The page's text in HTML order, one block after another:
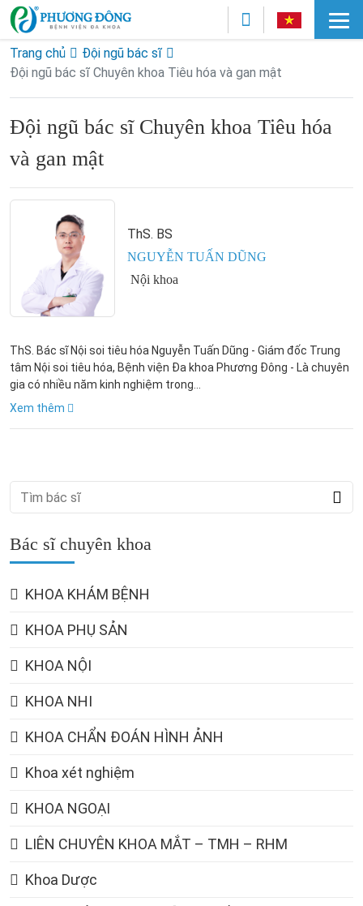
Trang chủ
Đội ngũ bác sĩ
Đội ngũ bác sĩ Chuyên khoa Tiêu hóa và gan mật
Đội ngũ bác sĩ Chuyên khoa Tiêu hóa
và gan mật
ThS. BS
NGUYỄN TUẤN DŨNG
Nội khoa
ThS. Bác sĩ Nội soi tiêu hóa Nguyễn Tuấn Dũng - Giám đốc Trung
tâm Nội soi tiêu hóa, Bệnh viện Đa khoa Phương Đông - Là chuyên
gia có nhiều năm kinh nghiệm trong...
Xem thêm
Bác sĩ chuyên khoa
KHOA KHÁM BỆNH
KHOA PHỤ SẢN
KHOA NỘI
KHOA NHI
KHOA CHẨN ĐOÁN HÌNH ẢNH
Khoa xét nghiệm
KHOA NGOẠI
LIÊN CHUYÊN KHOA MẮT – TMH – RHM
Khoa Dược